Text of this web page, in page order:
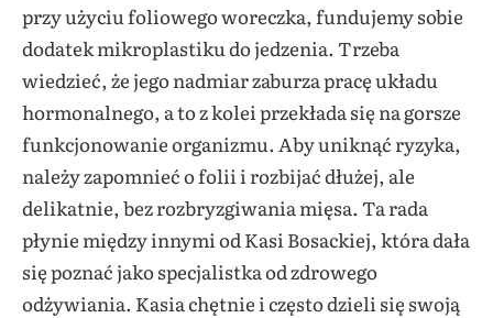
przy użyciu foliowego woreczka, fundujemy sobie
dodatek mikroplastiku do jedzenia. Trzeba
wiedzieć, że jego nadmiar zaburza pracę układu
hormonalnego, a to z kolei przekłada się na gorsze
funkcjonowanie organizmu. Aby uniknąć ryzyka,
należy zapomnieć o folii i rozbijać dłużej, ale
delikatnie, bez rozbryzgiwania mięsa. Ta rada
płynie między innymi od Kasi Bosackiej, która dała
się poznać jako specjalistka od zdrowego
odżywiania. Kasia chętnie i często dzieli się swoją